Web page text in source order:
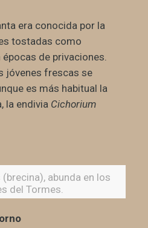
era conocida por la
tostadas como
de privaciones.
jóvenes frescas se
es más habitual la
la endivia Cichorium
abunda en los
del Tormes.